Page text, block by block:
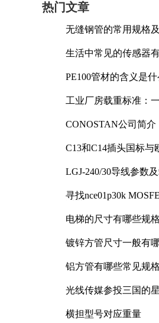
热门文章
无缝钢管的常用规格
生活中常见的传感器
PE100管材的含义是什
工业厂房载重标准：
CONOSTAN公司简介
C13和C14插头国标与
LGJ-240/30导线参数
寻找nce01p30k
电梯的尺寸有哪些规格
镀锌方管尺寸一般有
铝方管有哪些常见规格
光线传媒参投三国的
横担型号对应重量